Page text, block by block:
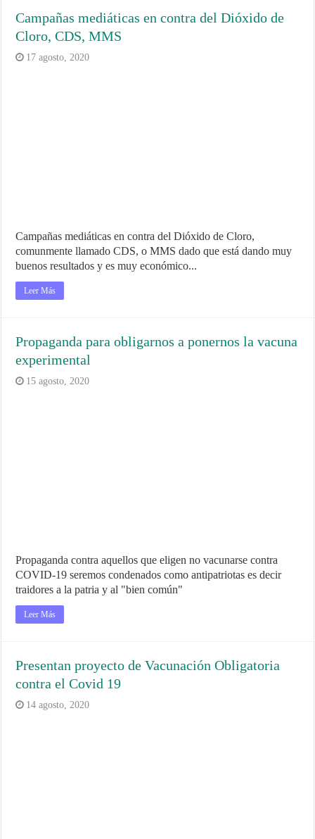
Campañas mediáticas en contra del Dióxido de
Cloro, CDS, MMS
17 agosto, 2020
Campañas mediáticas en contra del Dióxido de Cloro,
comunmente llamado CDS, o MMS dado que está dando muy
buenos resultados y es muy económico...
Leer Más
Propaganda para obligarnos a ponernos la vacuna
experimental
15 agosto, 2020
Propaganda contra aquellos que eligen no vacunarse contra
COVID-19 seremos condenados como antipatriotas es decir
traidores a la patria y al "bien común"
Leer Más
Presentan proyecto de Vacunación Obligatoria
contra el Covid 19
14 agosto, 2020